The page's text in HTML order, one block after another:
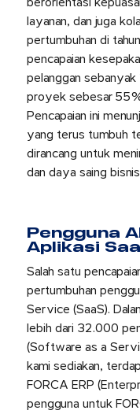
layanan, dan juga
pertumbuhan di
pencapaian
pelanggan
proyek sebesar
Pencapaian ini
yang terus tumbuh
dirancang untuk
dan daya saing
Pengguna
Aplikasi
Salah satu
pertumbuhan
Service (SaaS).
lebih dari 32.000
(Software as a
kami sediakan,
FORCA ERP
pengguna untuk